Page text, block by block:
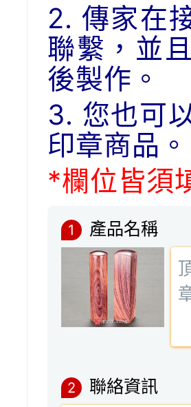
2. 傳家在
聯繫，並
後製作。
3. 您也可
印章商品。
*欄位皆須
1 產品名稱
2 聯絡資訊